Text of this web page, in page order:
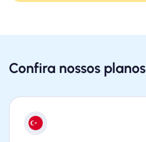
Confira nossos planos